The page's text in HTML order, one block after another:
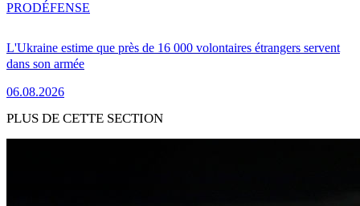
L'Ukraine estime que près de 16 000 volontaires étrangers servent
dans son armée
06.08.2026
PRODÉFENSE
PLUS DE CETTE SECTION